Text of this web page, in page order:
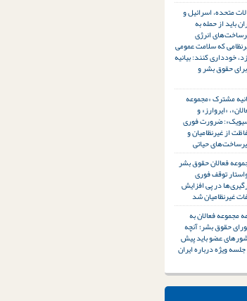
متحده، اسرائیل و
باید از حمله به
انرژی
که سلامت عمومی
خودداری کنند: بیانیه
حقوق بشر و
مشترک «مجموعه
«ایروارز» و
ضرورت فوری
از غیرنظامیان و
حیاتی
فعالان حقوق بشر
توقف فوری
در پی افزایش
غیرنظامیان شد
مجموعه فعالان به
حقوق بشر؛ آنچه
عضو باید پیش
جلسه ویژه درباره ایران